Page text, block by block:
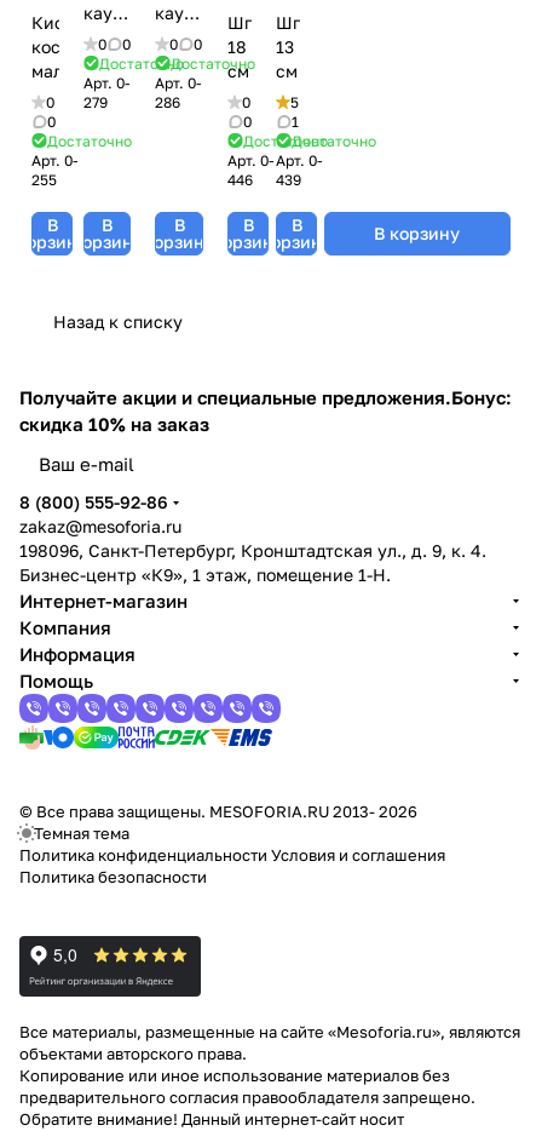
Кисть
косметическая
малая
0
0
Достаточно
Арт. 0-
255
В
корзину
каучуковая,
11 см
0
0
Достаточно
Арт. 0-
279
В
корзину
каучуковая,
13 см
0
0
Достаточно
Арт.0-
286
В
корзину
Шпатель,
18
см
0
0
Достаточно
Арт.0-
446
В
корзину
Шпатель,
13
см
5
1
Достаточно
Арт.0-
439
В
корзину
В корзину
Назад к списку
Получайте акции и специальные предложения.Бонус:
скидка 10% на заказ
8 (800) 555-92-86
zakaz@mesoforia.ru
198096, Санкт-Петербург, Кронштадтская ул., д. 9, к. 4.
Бизнес-центр «К9», 1 этаж, помещение 1-Н.
Интернет-магазин
Компания
Информация
Помощь
© Все права защищены. MESOFORIA.RU 2013- 2026
Темная тема
Политика конфиденциальности Условия и соглашения
Политика безопасности
Все материалы, размещенные на сайте «Mesoforia.ru», являются
объектами авторского права.
Копирование или иное использование материалов без
предварительного согласия правообладателя запрещено.
Обратите внимание! Данный интернет-сайт носит